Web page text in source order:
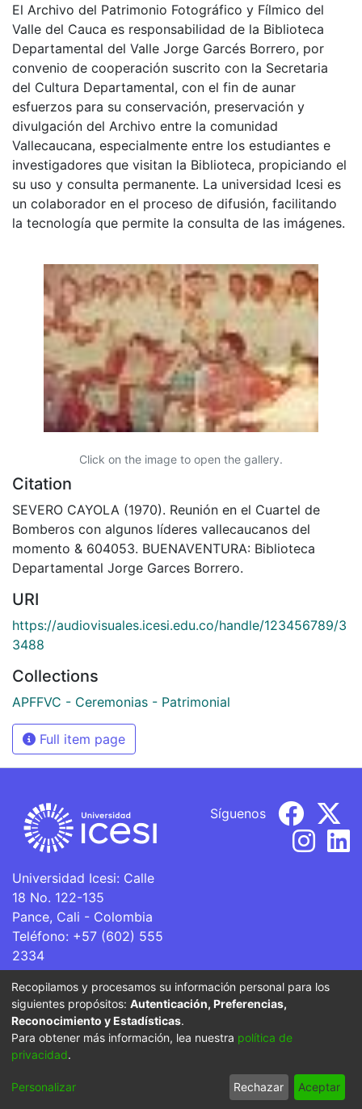
El Archivo del Patrimonio Fotográfico y Fílmico del
Valle del Cauca es responsabilidad de la Biblioteca
Departamental del Valle Jorge Garcés Borrero, por
convenio de cooperación suscrito con la Secretaria
del Cultura Departamental, con el fin de aunar
esfuerzos para su conservación, preservación y
divulgación del Archivo entre la comunidad
Vallecaucana, especialmente entre los estudiantes e
investigadores que visitan la Biblioteca, propiciando el
su uso y consulta permanente. La universidad Icesi es
un colaborador en el proceso de difusión, facilitando
la tecnología que permite la consulta de las imágenes.
Click on the image to open the gallery.
Citation
SEVERO CAYOLA (1970). Reunión en el Cuartel de
Bomberos con algunos líderes vallecaucanos del
momento & 604053. BUENAVENTURA: Biblioteca
Departamental Jorge Garces Borrero.
URI
https://audiovisuales.icesi.edu.co/handle/123456789/3
3488
Collections
APFFVC - Ceremonias - Patrimonial
Full item page
Universidad Icesi: Calle
18 No. 122-135
Pance, Cali - Colombia
Teléfono: +57 (602) 555
2334
ventanillaunica@icesi.edu.co
Síguenos
La Universidad Icesi es una Institución de Educación
Superior que se encuentra sujeta a inspección y vigilancia
por parte del Ministerio de Educación Nacional.
Cookie
End User
Agreement
Send
Feedback
Recopilamos y procesamos su información personal para los
siguientes propósitos: Autenticación, Preferencias,
Reconocimiento y Estadísticas.
Para obtener más información, lea nuestra política de
privacidad.
Personalizar Rechazar Aceptar